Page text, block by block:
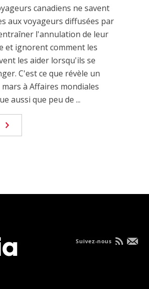
canadiens ne savent
aux voyageurs diffusées par
l'annulation de leur
et ignorent comment les
les aider lorsqu'ils se
C'est ce que révèle un
à Affaires mondiales
aussi que peu de ...
Suivez-nous